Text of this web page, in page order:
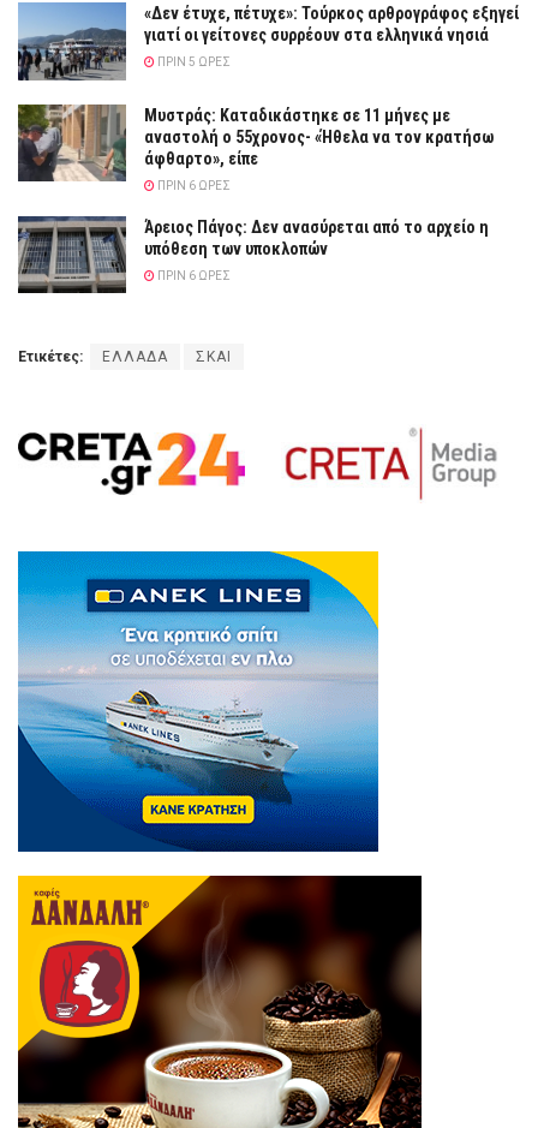
«Δεν έτυχε, πέτυχε»: Τούρκος αρθρογράφος εξηγεί
γιατί οι γείτονες συρρέουν στα ελληνικά νησιά
ΠΡΙΝ 5 ΏΡΕΣ
Μυστράς: Καταδικάστηκε σε 11 μήνες με
αναστολή ο 55χρονος- «Ήθελα να τον κρατήσω
άφθαρτο», είπε
ΠΡΙΝ 6 ΏΡΕΣ
Άρειος Πάγος: Δεν ανασύρεται από το αρχείο η
υπόθεση των υποκλοπών
ΠΡΙΝ 6 ΏΡΕΣ
Ετικέτες: ΕΛΛΑΔΑ ΣΚΑΙ